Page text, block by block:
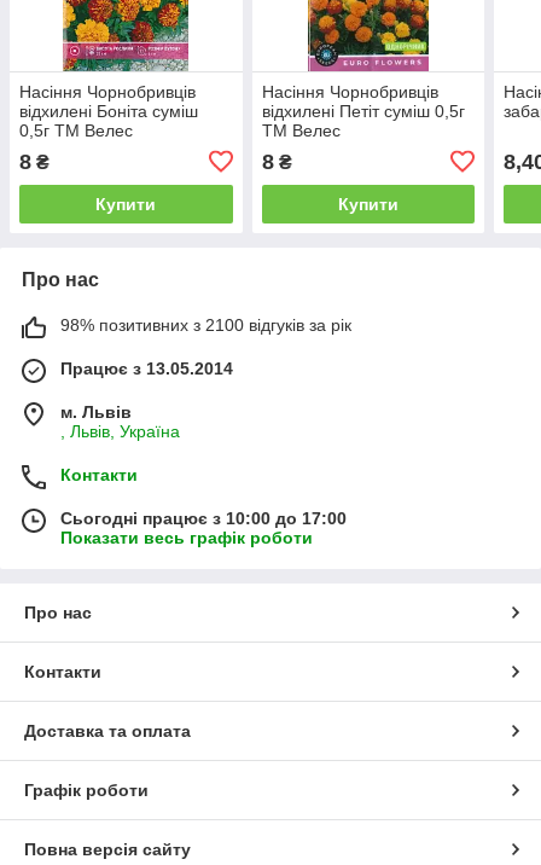
Насіння Чорнобривців
відхилені Боніта суміш
0,5г ТМ Велес
8 ₴
Купити
Насіння Чорнобривців
відхилені Петіт суміш 0,5г
ТМ Велес
8₴
Купити
Про нас
98% позитивних з 2100 відгуків за рік
Працює з 13.05.2014
м. Львів
, Львів, Україна
Контакти
Сьогодні працює з 10:00 до 17:00
Показати весь графік роботи
Про нас
Контакти
Доставка та оплата
Графік роботи
Повна версія сайту